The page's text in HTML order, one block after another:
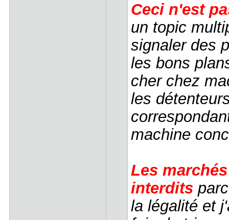
Ceci n'est
un topic
signaler des
les bons
cher chez
les
machine
Les
interdits
la légalité et